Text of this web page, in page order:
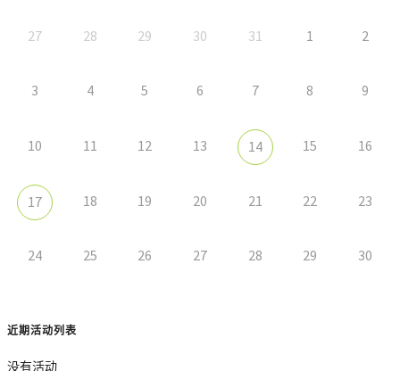
27 28 29 30 31 1 2
3 4 5 6 7 8 9
10 11 12 13 14 15 16
17 18 19 20 21 22 23
24 25 26 27 28 29 30
近期活动列表
没有活动